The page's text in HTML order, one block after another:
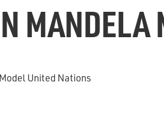
MANDELA